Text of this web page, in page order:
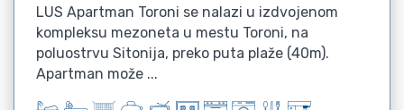
LUS Apartman Toroni se nalazi u izdvojenom
kompleksu mezoneta u mestu Toroni, na
poluostrvu Sitonija, preko puta plaže (40m).
Apartman može ...